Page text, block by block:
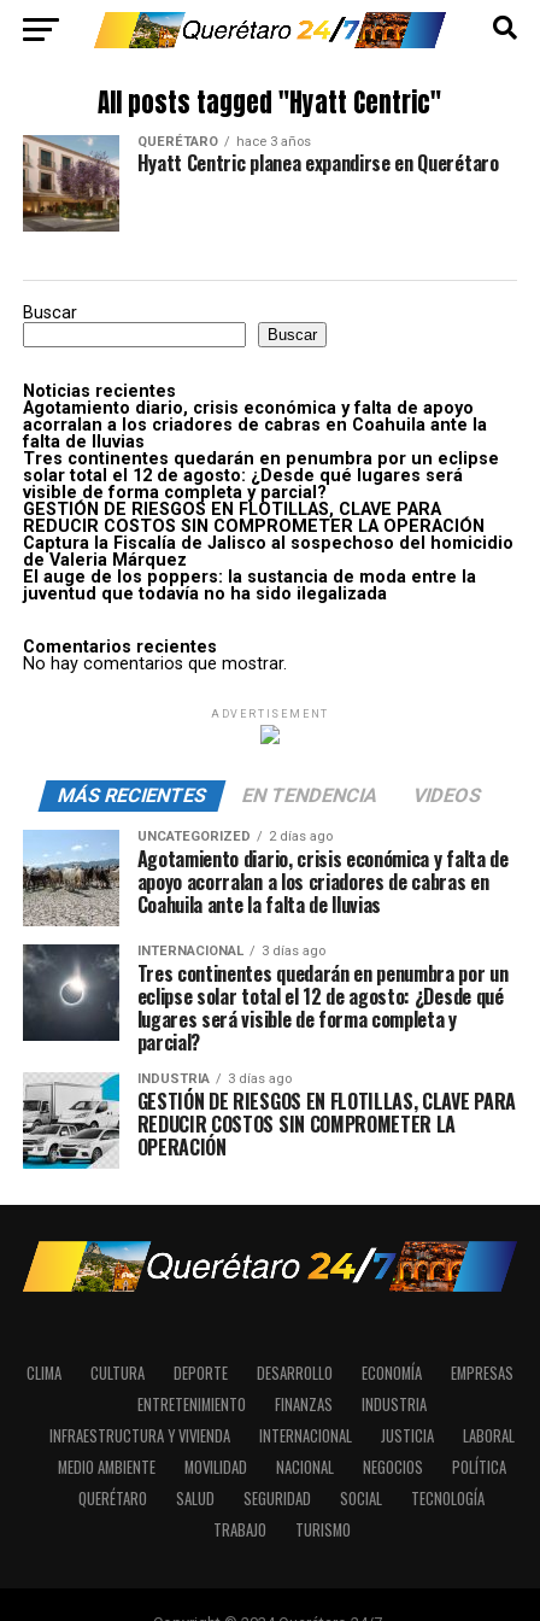
All posts tagged "Hyatt Centric"
QUERÉTARO hace 3 años
Hyatt Centric planea expandirse en Querétaro
Buscar
Buscar
Noticias recientes
Agotamiento diario, crisis económica y falta de apoyo
acorralan a los criadores de cabras en Coahuila ante la
falta de lluvias
Tres continentes quedarán en penumbra por un eclipse
solar total el 12 de agosto: ¿Desde qué lugares será
visible de forma completa y parcial?
GESTIÓN DE RIESGOS EN FLOTILLAS, CLAVE PARA
REDUCIR COSTOS SIN COMPROMETER LA OPERACIÓN
Captura la Fiscalía de Jalisco al sospechoso del homicidio
de Valeria Márquez
El auge de los poppers: la sustancia de moda entre la
juventud que todavía no ha sido ilegalizada
Comentarios recientes
No hay comentarios que mostrar.
ADVERTISEMENT
MÁS RECIENTES EN TENDENCIA VIDEOS
UNCATEGORIZED 2 días ago
Agotamiento diario, crisis económica y falta de
apoyo acorralan a los criadores de cabras en
Coahuila ante la falta de lluvias
INTERNACIONAL 3 días ago
Tres continentes quedarán en penumbra por un
eclipse solar total el 12 de agosto: ¿Desde qué
lugares será visible de forma completa y
parcial?
INDUSTRIA 3 días ago
GESTIÓN DE RIESGOS EN FLOTILLAS, CLAVE PARA
REDUCIR COSTOS SIN COMPROMETER LA
OPERACIÓN
CLIMA CULTURA DEPORTE DESARROLLO ECONOMÍA
EMPRESAS
ENTRETENIMIENTO
FINANZAS
INDUSTRIA
INFRAESTRUCTURA Y VIVIENDA
INTERNACIONAL JUSTICIA
LABORAL
MEDIO AMBIENTE
MOVILIDAD NACIONAL NEGOCIOS
POLÍTICA
QUERÉTARO
SALUD SEGURIDAD SOCIAL
TECNOLOGÍA
TRABAJO
TURISMO